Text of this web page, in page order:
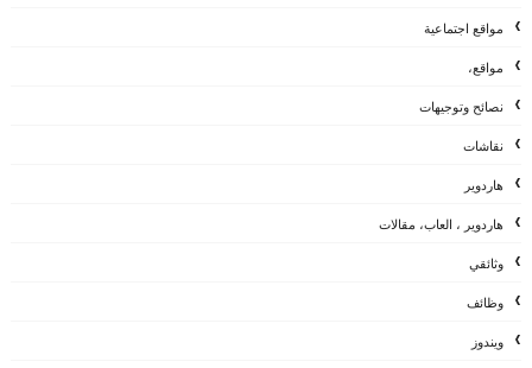
مواقع اجتماعية
مواقع،
نصائح وتوجيهات
نقاشات
هاردوير
هاردوير ، العاب، مقالات
وثائقي
وظائف
ويندوز